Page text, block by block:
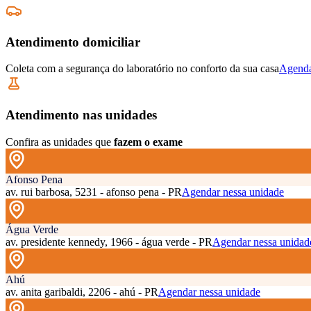
Atendimento domiciliar
Coleta com a segurança do laboratório no conforto da sua casa
Atendimento nas unidades
Confira as unidades que fazem o exame
Afonso Pena
av. rui barbosa, 5231 - afonso pena - PRAgendar nessa unidade
Água Verde
av. presidente kennedy, 1966 - água verde - PRAgendar nessa
Ahú
av. anita garibaldi, 2206 - ahú - PRAgendar nessa unidade